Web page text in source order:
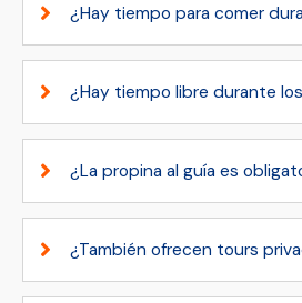
¿Hay tiempo para comer
¿Hay tiempo libre durante
¿La propina al guía es
¿También ofrecen tours